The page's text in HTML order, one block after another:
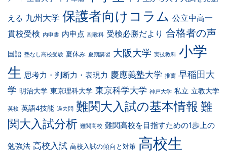
える 九州大学 保護者向けコラム 公立中高一
貫校受検 内申書 内申点 副教科 受検必勝だより 合格者の声
国語 塾なし高校受験 夏休み 夏期講習 大阪大学 実技教科 小学
生 思考力・判断力・表現力 慶應義塾大学 推薦 早稲田大
学 明治大学 東京理科大学 東京科学大学 神戸大学 私立 立教大学
英検 英語4技能 過去問 難関大入試の基本情報 難
関大入試分析 難関高校 難関高校を目指すための1歩上の
勉強法 高校入試 高校入試の傾向と対策 高校生